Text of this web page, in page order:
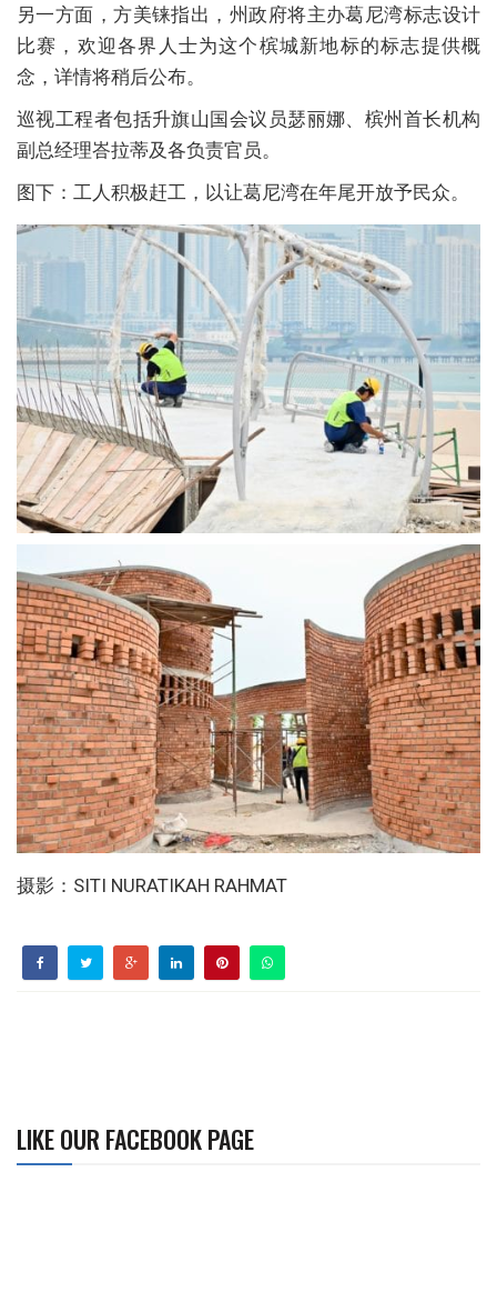
另一方面，方美铼指出，州政府将主办葛尼湾标志设计
比赛，欢迎各界人士为这个槟城新地标的标志提供概
念，详情将稍后公布。
巡视工程者包括升旗山国会议员瑟丽娜、槟州首长机构
副总经理峇拉蒂及各负责官员。
图下：工人积极赶工，以让葛尼湾在年尾开放予民众。
摄影：SITI NURATIKAH RAHMAT
LIKE OUR FACEBOOK PAGE